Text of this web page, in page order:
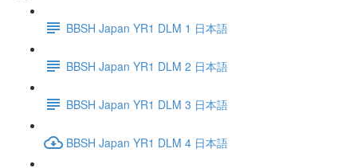
BBSH Japan YR1 DLM 1 日本語
BBSH Japan YR1 DLM 2 日本語
BBSH Japan YR1 DLM 3 日本語
BBSH Japan YR1 DLM 4 日本語